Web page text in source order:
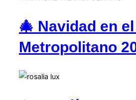
🎄 Navidad en
Metropolitano